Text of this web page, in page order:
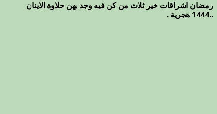
رمضان اشراقات خير ثلاث من كن فيه وجد بهن حلاوة الاينان
..1444 هجرية .